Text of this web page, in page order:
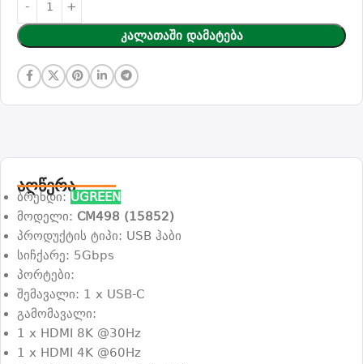
Კალათაში Დამატება
აღწერა
ბრენდი: UGREEN
მოდელი: CM498 (15852)
პროდუქტის ტიპი: USB ჰაბი
სიჩქარე: 5Gbps
პორტები:
შემავალი: 1 x USB-C
გამომავალი:
1 x HDMI 8K @30Hz
1 x HDMI 4K @60Hz